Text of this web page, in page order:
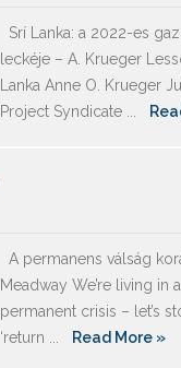
Srí Lanka: a 2022-es
leckéje – A. Krueger
Lanka Anne O. Krueger
Project Syndicate ...
A permanens válság
Meadway We’re living in
permanent crisis – let’s
‘return ...
Read More »